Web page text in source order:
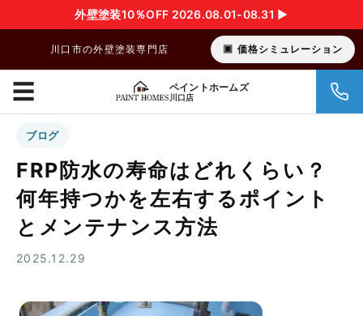
外壁塗装10％OFF 2026.08.01-08.31 ▶︎
川口市の外壁塗装専門店 価格シミュレーション
ペイントホームズ
川口店
☰
ブログ
FRP防水の寿命はどれくらい？
何年持つかを左右するポイント
とメンテナンス方法
2025.12.29